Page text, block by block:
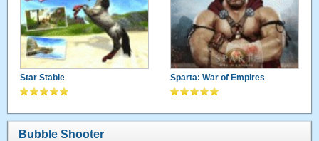
Star Stable Sparta: War of Empires
Bubble Shooter